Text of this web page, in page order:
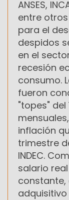
ANSES,
entre
para el
despidos
en el
recesión
consumo.
fueron
"topes" del
inflación
trimestre
INDEC.
salario
constante,